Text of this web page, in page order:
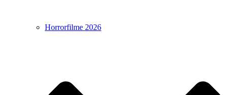
Horrorfilme 2026